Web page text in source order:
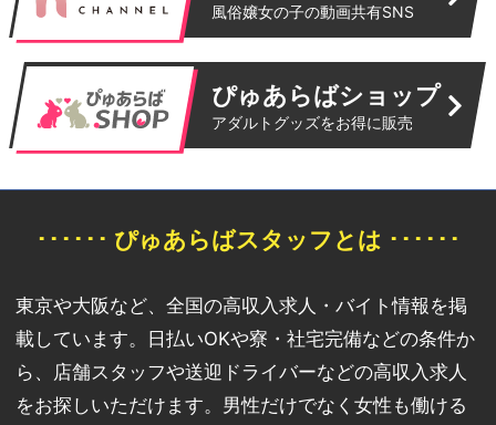
風俗嬢女の子の動画共有SNS
ぴゅあらばショップ
アダルトグッズをお得に販売
･･････ ぴゅあらばスタッフとは ･･････
東京や大阪など、全国の高収入求人・バイト情報を掲
載しています。日払いOKや寮・社宅完備などの条件か
ら、店舗スタッフや送迎ドライバーなどの高収入求人
をお探しいただけます。男性だけでなく女性も働ける